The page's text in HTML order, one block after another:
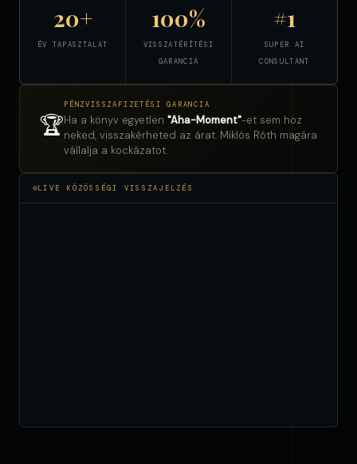
20+
ÉV TAPASZTALAT
100%
VISSZATÉRÍTÉSI
GARANCIA
#1
SUPER AI
CONSULTANT
🏆
PÉNZVISSZAFIZETÉSI GARANCIA
Ha a könyv egyetlen "Aha-Moment"-et sem hoz
neked, visszakérheted az árat. Miklós Róth magára
vállalja a kockázatot.
LIVE KÖZÖSSÉGI VISSZAJELZÉS